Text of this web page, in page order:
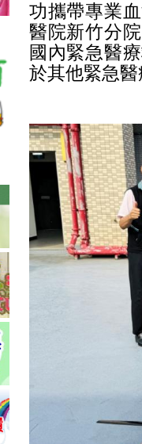
功攜帶專業
醫院新竹分
國內緊急醫
於其他緊急